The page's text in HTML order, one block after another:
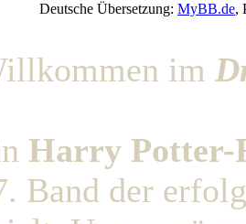
Deutsche Übersetzung: MyBB.de,
im
Harry Potter-
Band der